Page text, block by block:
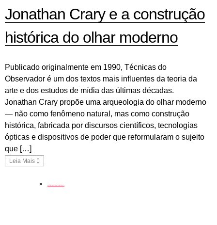
Jonathan Crary e a construção
histórica do olhar moderno
Publicado originalmente em 1990, Técnicas do
Observador é um dos textos mais influentes da teoria da
arte e dos estudos de mídia das últimas décadas.
Jonathan Crary propõe uma arqueologia do olhar moderno
— não como fenômeno natural, mas como construção
histórica, fabricada por discursos científicos, tecnologias
ópticas e dispositivos de poder que reformularam o sujeito
que […]
Leia Mais
coluna